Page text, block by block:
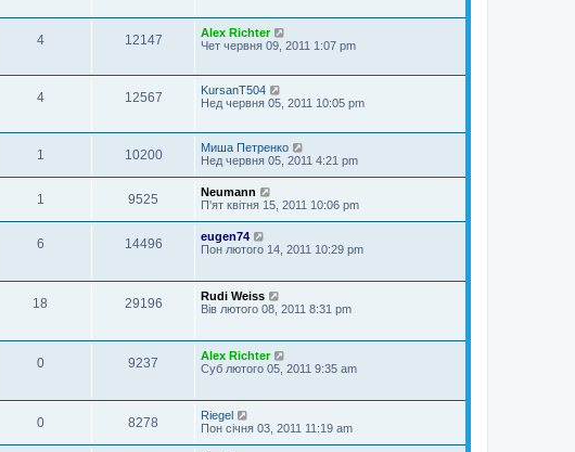
4 12147
Alex Richter
Чет червня 09, 2011 1:07 pm
4 12567
KursanT504
Нед червня 05, 2011 10:05 pm
1 10200
Миша Петренко
Нед червня 05, 2011 4:21 pm
1 9525
Neumann
П'ят квітня 15, 2011 10:06 pm
6 14496
eugen74
Пон лютого 14, 2011 10:29 pm
18 29196
Rudi Weiss
Вів лютого 08, 2011 8:31 pm
0 9237
Alex Richter
Суб лютого 05, 2011 9:35 am
0 8278
Riegel
Пон січня 03, 2011 11:19 am